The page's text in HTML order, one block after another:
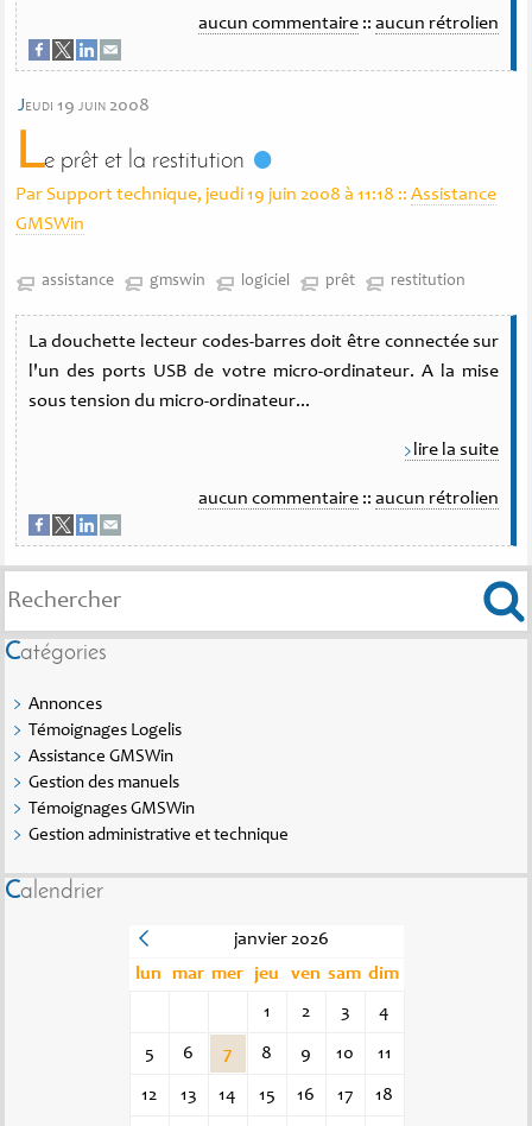
aucun commentaire :: aucun rétrolien
jeudi 19 juin 2008
Le prêt et la restitution
Par Support technique, jeudi 19 juin 2008 à 11:18 :: Assistance
GMSWin
assistance gmswin logiciel prêt restitution
La douchette lecteur codes-barres doit être connectée sur
l'un des ports USB de votre micro-ordinateur. A la mise
sous tension du micro-ordinateur...
lire la suite
aucun commentaire :: aucun rétrolien
Catégories
Annonces
Témoignages Logelis
Assistance GMSWin
Gestion des manuels
Témoignages GMSWin
Gestion administrative et technique
Calendrier
janvier 2026
lun
mar mer jeu ven sam dim
1
2 3 4
5 6 7 8 9 10 11
12 13 14 15 16 17 18